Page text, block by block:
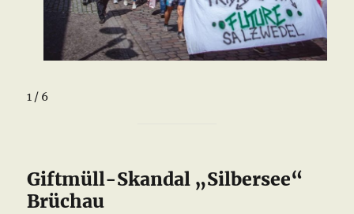
1 / 6
Giftmüll-Skandal „Silbersee“
Brüchau